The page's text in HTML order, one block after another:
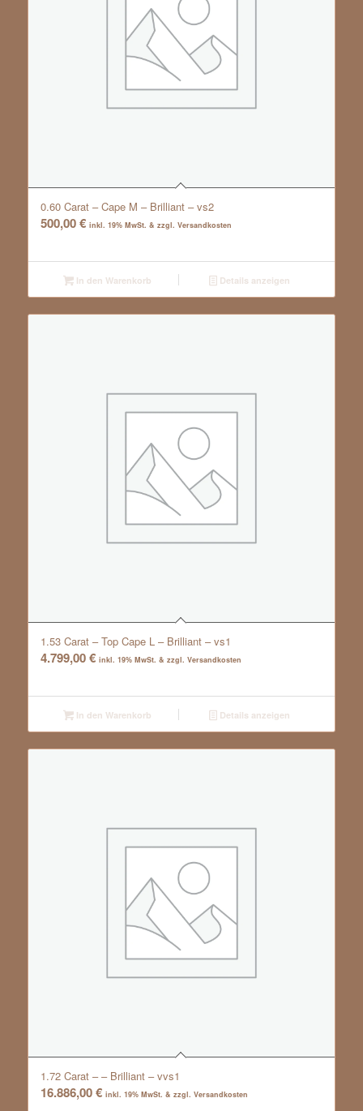
0.60 Carat – Cape M – Brilliant – vs2
500,00€ inkl. 19% MwSt. & zzgl. Versandkosten
In den Warenkorb Details anzeigen
1.53 Carat – Top Cape L – Brilliant – vs1
4.799,00€ inkl. 19% MwSt. & zzgl. Versandkosten
In den Warenkorb Details anzeigen
1.72 Carat – – Brilliant – vvs1
16.886,00€ inkl. 19% MwSt. & zzgl. Versandkosten